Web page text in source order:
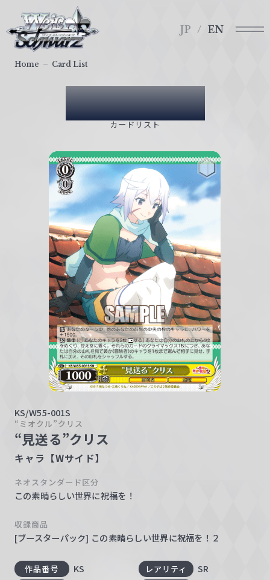
ァ
イ
JP EN
Card List
カードリスト
Home Card List
KS/W55-001S
“ミオクル”クリス
“見送る”クリス
キャラ【Wサイド】
ネオスタンダード区分
この素晴らしい世界に祝福を！
収録商品
[ブースターパック] この素晴らしい世界に祝福を！２
作品番号 KS レアリティ SR